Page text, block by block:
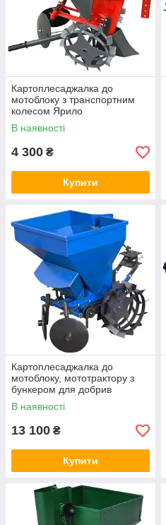
Картоплесаджалка до
мотоблоку з транспортним
колесом Ярило
В наявності
4 300 ₴
Купити
Картоплесаджалка до
мотоблоку, мототрактору з
бункером для добрив
Полтава КС 13
В наявності
13 100 ₴
Купити